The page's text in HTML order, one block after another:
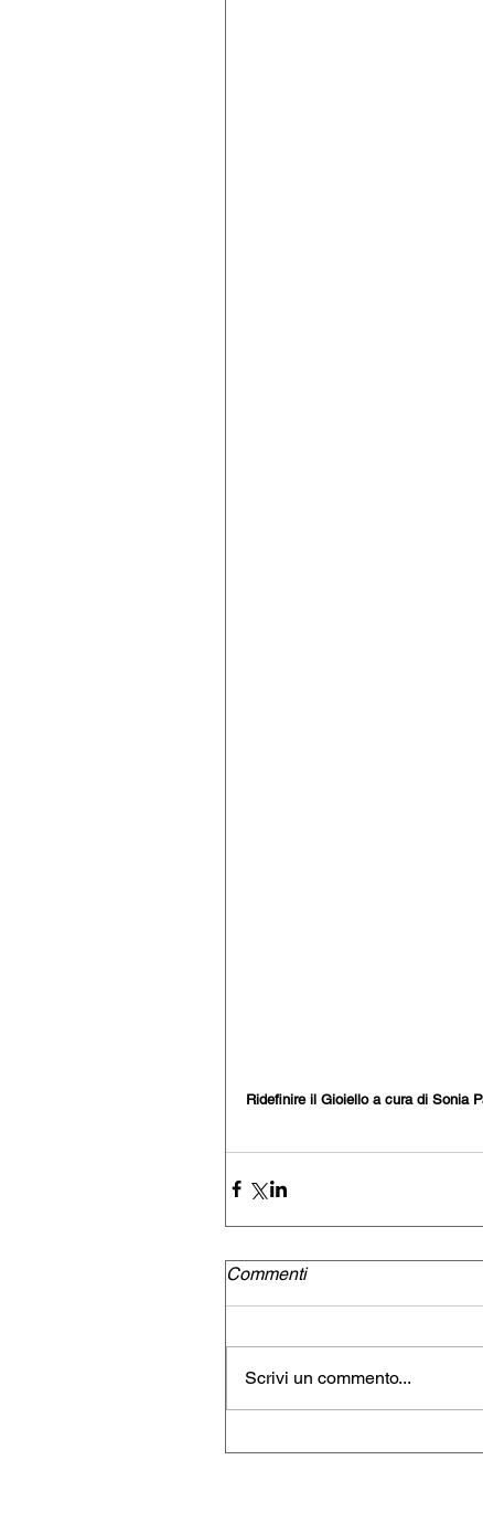
Ridefinire il Gioiello a cura di Sonia
Commenti
Scrivi un commento...